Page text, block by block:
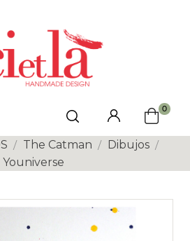
0
The Catman
Dibujos
Youniverse